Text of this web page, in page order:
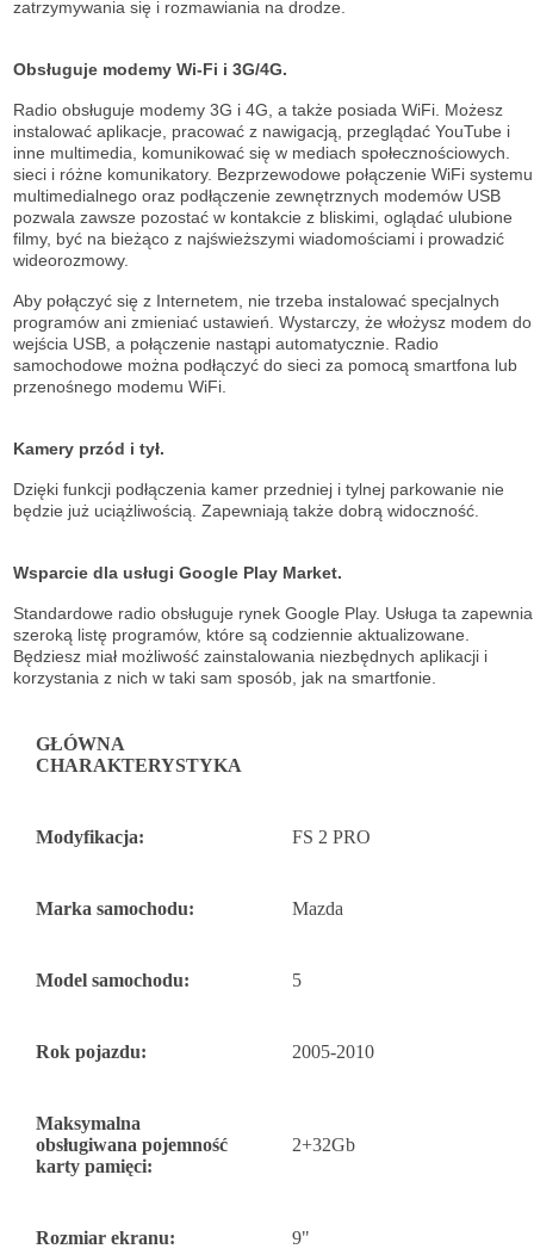
zatrzymywania się i rozmawiania na drodze.
Obsługuje modemy Wi-Fi i 3G/4G.
Radio obsługuje modemy 3G i 4G, a także posiada WiFi. Możesz
instalować aplikacje, pracować z nawigacją, przeglądać YouTube i
inne multimedia, komunikować się w mediach społecznościowych.
sieci i różne komunikatory. Bezprzewodowe połączenie WiFi systemu
multimedialnego oraz podłączenie zewnętrznych modemów USB
pozwala zawsze pozostać w kontakcie z bliskimi, oglądać ulubione
filmy, być na bieżąco z najświeższymi wiadomościami i prowadzić
wideorozmowy.
Aby połączyć się z Internetem, nie trzeba instalować specjalnych
programów ani zmieniać ustawień. Wystarczy, że włożysz modem do
wejścia USB, a połączenie nastąpi automatycznie. Radio
samochodowe można podłączyć do sieci za pomocą smartfona lub
przenośnego modemu WiFi.
Kamery przód i tył.
Dzięki funkcji podłączenia kamer przedniej i tylnej parkowanie nie
będzie już uciążliwością. Zapewniają także dobrą widoczność.
Wsparcie dla usługi Google Play Market.
Standardowe radio obsługuje rynek Google Play. Usługa ta zapewnia
szeroką listę programów, które są codziennie aktualizowane.
Będziesz miał możliwość zainstalowania niezbędnych aplikacji i
korzystania z nich w taki sam sposób, jak na smartfonie.
GŁÓWNA
CHARAKTERYSTYKA
Modyfikacja: FS 2 PRO
Marka samochodu: Mazda
Model samochodu: 5
Rok pojazdu: 2005-2010
Maksymalna
obsługiwana pojemność
karty pamięci:
2+32Gb
Rozmiar ekranu: 9"